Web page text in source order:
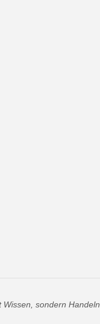
sondern Handeln.